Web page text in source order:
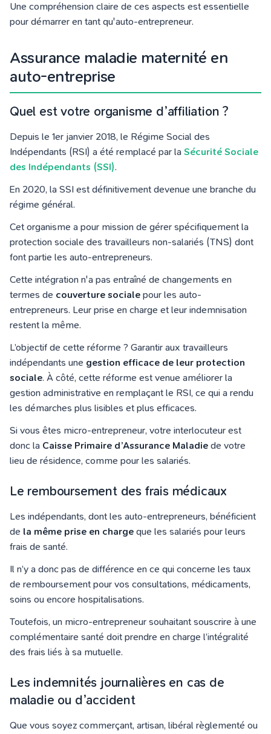
Une compréhension claire de ces aspects est essentielle
pour démarrer en tant qu'auto-entrepreneur.
Assurance maladie maternité en
auto-entreprise
Quel est votre organisme d’affiliation ?
Depuis le 1er janvier 2018, le Régime Social des
Indépendants (RSI) a été remplacé par la Sécurité Sociale
des Indépendants (SSI).
En 2020, la SSI est définitivement devenue une branche du
régime général.
Cet organisme a pour mission de gérer spécifiquement la
protection sociale des travailleurs non-salariés (TNS) dont
font partie les auto-entrepreneurs.
Cette intégration n'a pas entraîné de changements en
termes de couverture sociale pour les auto-
entrepreneurs. Leur prise en charge et leur indemnisation
restent la même.
L’objectif de cette réforme ? Garantir aux travailleurs
indépendants une gestion efficace de leur protection
sociale. À côté, cette réforme est venue améliorer la
gestion administrative en remplaçant le RSI, ce qui a rendu
les démarches plus lisibles et plus efficaces.
Si vous êtes micro-entrepreneur, votre interlocuteur est
donc la Caisse Primaire d’Assurance Maladie de votre
lieu de résidence, comme pour les salariés.
Le remboursement des frais médicaux
Les indépendants, dont les auto-entrepreneurs, bénéficient
de la même prise en charge que les salariés pour leurs
frais de santé.
Il n’y a donc pas de différence en ce qui concerne les taux
de remboursement pour vos consultations, médicaments,
soins ou encore hospitalisations.
Toutefois, un micro-entrepreneur souhaitant souscrire à une
complémentaire santé doit prendre en charge l’intégralité
des frais liés à sa mutuelle.
Les indemnités journalières en cas de
maladie ou d’accident
Que vous soyez commerçant, artisan, libéral règlementé ou